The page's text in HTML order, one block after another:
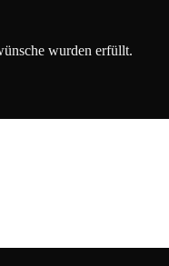
wurden erfüllt.